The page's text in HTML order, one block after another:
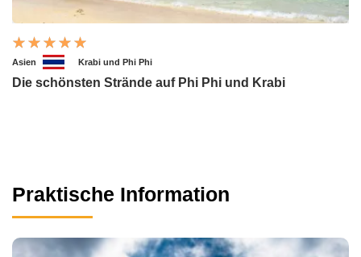
Asien Krabi und Phi Phi
Die schönsten Strände auf Phi Phi und Krabi
Praktische Information